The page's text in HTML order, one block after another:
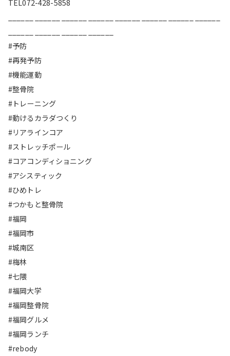
TEL072-428-5858
#予防
#再発予防
#機能運動
#整骨院
#トレーニング
#動けるカラダつくり
#リアラインコア
#ストレッチポール
#コアコンディショニング
#アシスティック
#ひめトレ
#つかもと整骨院
#福岡
#福岡市
#城南区
#梅林
#七隈
#福岡大学
#福岡整骨院
#福岡グルメ
#福岡ランチ
#rebody